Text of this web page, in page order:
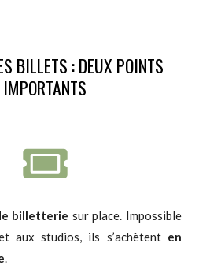
BILLETS : DEUX POINTS
IMPORTANTS​
billetterie sur place. Impossible
aux studios, ils s’achètent en